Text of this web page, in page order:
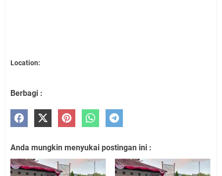
Location:
Berbagi :
Anda mungkin menyukai postingan ini :